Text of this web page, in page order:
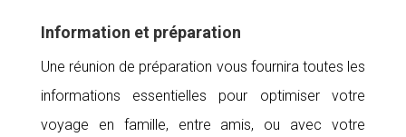
Information et préparation
Une réunion de préparation vous fournira toutes les
informations essentielles pour optimiser votre
voyage en famille, entre amis, ou avec votre